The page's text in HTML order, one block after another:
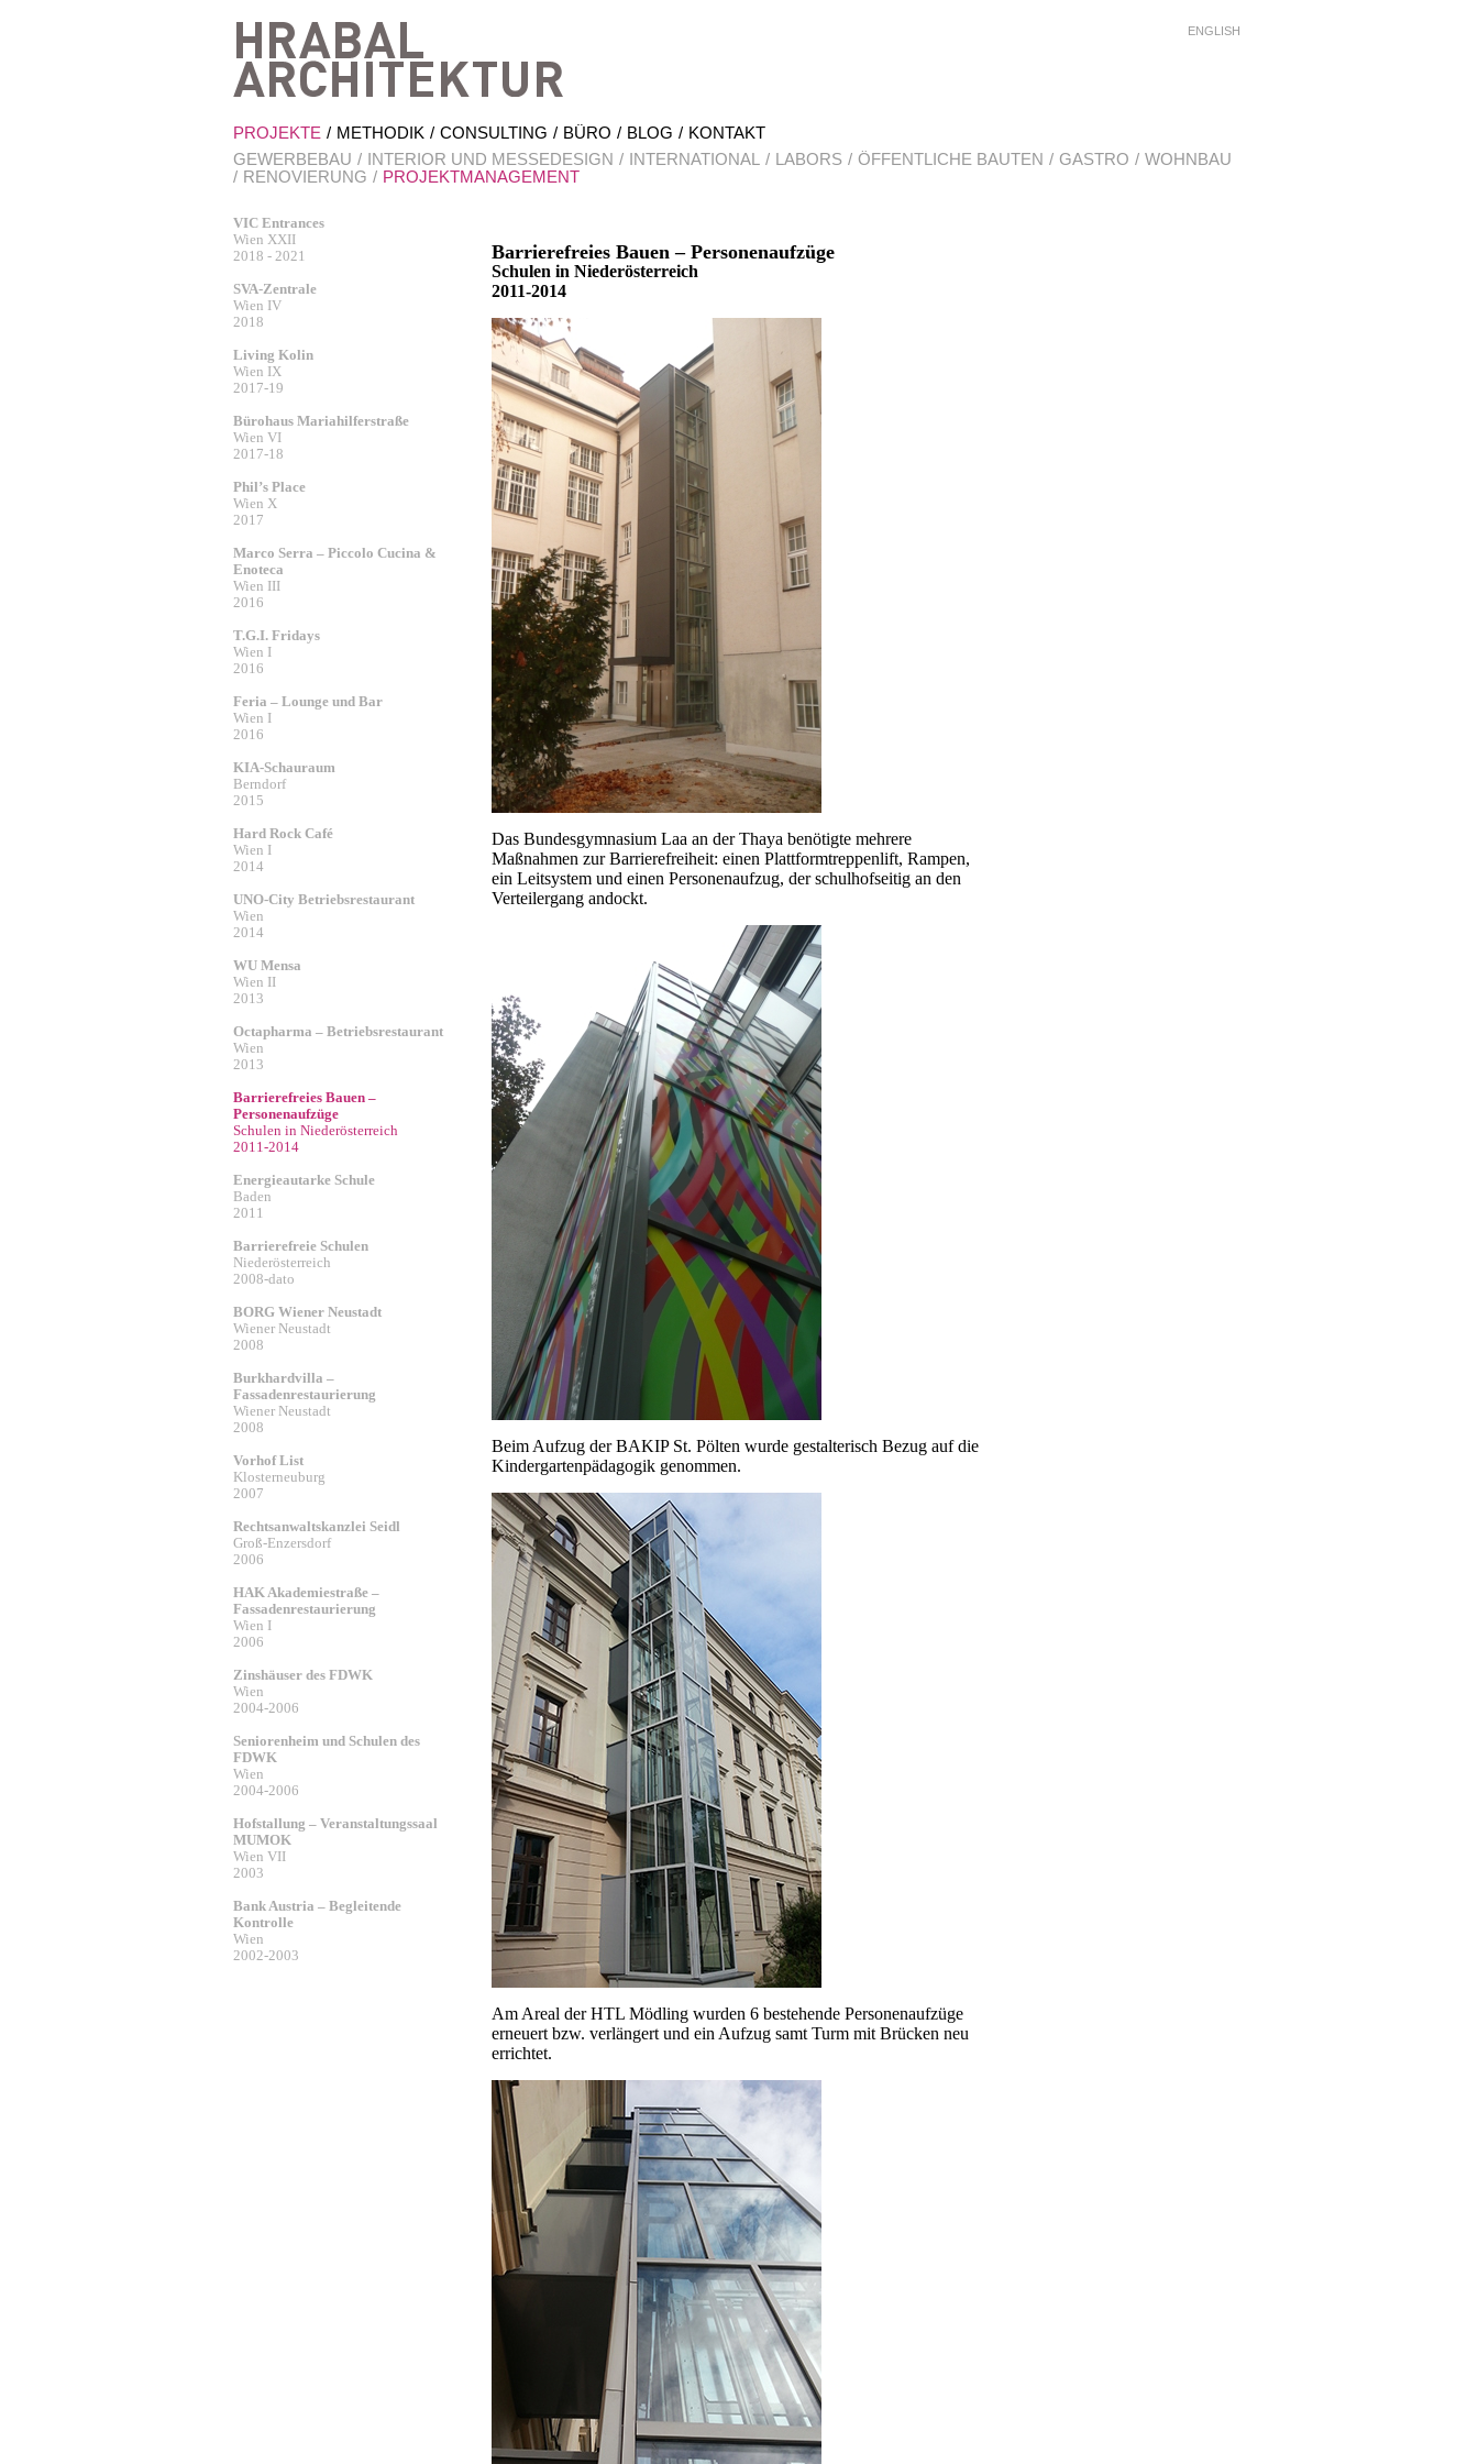
PROJEKTE METHODIK CONSULTING BÜRO BLOG KONTAKT
ENGLISH
GEWERBEBAU INTERIOR UND MESSEDESIGN INTERNATIONAL LABORS ÖFFENTLICHE BAUTEN GASTRO
WOHNBAU
RENOVIERUNG
PROJEKTMANAGEMENT
VIC Entrances
Wien XXII
2018 - 2021
SVA-Zentrale
Wien IV
2018
Living Kolin
Wien IX
2017-19
Bürohaus Mariahilferstraße
Wien VI
2017-18
Phil’s Place
Wien X
2017
Marco Serra – Piccolo Cucina &
Enoteca
Wien III
2016
T.G.I. Fridays
Wien I
2016
Feria – Lounge und Bar
Wien I
2016
KIA-Schauraum
Berndorf
2015
Hard Rock Café
Wien I
2014
UNO-City Betriebsrestaurant
Wien
2014
WU Mensa
Wien II
2013
Octapharma – Betriebsrestaurant
Wien
2013
Barrierefreies Bauen –
Personenaufzüge
Schulen in Niederösterreich
2011-2014
Energieautarke Schule
Baden
2011
Barrierefreie Schulen
Niederösterreich
2008-dato
BORG Wiener Neustadt
Wiener Neustadt
2008
Burkhardvilla –
Fassadenrestaurierung
Wiener Neustadt
2008
Vorhof List
Klosterneuburg
2007
Rechtsanwaltskanzlei Seidl
Groß-Enzersdorf
2006
HAK Akademiestraße –
Fassadenrestaurierung
Wien I
2006
Zinshäuser des FDWK
Wien
2004-2006
Seniorenheim und Schulen des
FDWK
Wien
2004-2006
Hofstallung – Veranstaltungssaal
MUMOK
Wien VII
2003
Bank Austria – Begleitende
Kontrolle
Wien
2002-2003
Barrierefreies Bauen – Personenaufzüge
Schulen in Niederösterreich
2011-2014
Das Bundesgymnasium Laa an der Thaya benötigte mehrere
Maßnahmen zur Barrierefreiheit: einen Plattformtreppenlift, Rampen,
ein Leitsystem und einen Personenaufzug, der schulhofseitig an den
Verteilergang andockt.
Beim Aufzug der BAKIP St. Pölten wurde gestalterisch Bezug auf die
Kindergartenpädagogik genommen.
Am Areal der HTL Mödling wurden 6 bestehende Personenaufzüge
erneuert bzw. verlängert und ein Aufzug samt Turm mit Brücken neu
errichtet.